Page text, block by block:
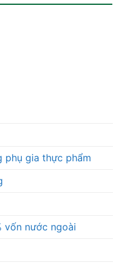
phụ gia thực phẩm
vốn nước ngoài